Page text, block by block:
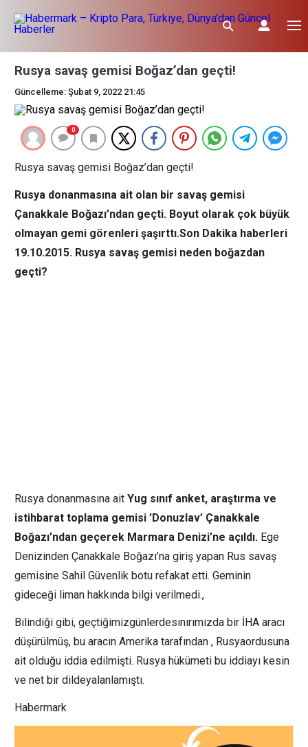
Rusya savaş gemisi Boğaz’dan geçti!
Güncelleme: Şubat 9, 2022 21:45
0
Rusya savaş gemisi Boğaz’dan geçti!
Rusya donanmasına ait olan bir savaş gemisi
Çanakkale Boğazı’ndan geçti. Boyut olarak çok büyük
olmayan gemi görenleri şaşırttı.Son Dakika haberleri
19.10.2015. Rusya savaş gemisi neden boğazdan
geçti?
Rusya donanmasına ait Yug sınıf anket, araştırma ve
istihbarat toplama gemisi ’Donuzlav’ Çanakkale
Boğazı’ndan geçerek Marmara Denizi’ne açıldı. Ege
Denizinden Çanakkale Boğazı’na giriş yapan Rus savaş
gemisine Sahil Güvenlik botu refakat etti. Geminin
gideceği liman hakkında bilgi verilmedi.,
Bilindiği gibi, geçtiğimizgünlerdesınırımızda bir İHA aracı
düşürülmüş, bu aracın Amerika tarafından , Rusyaordusuna
ait olduğu iddia edilmişti. Rusya hükümeti bu iddiayı kesin
ve net bir dildeyalanlamıştı.
Habermark